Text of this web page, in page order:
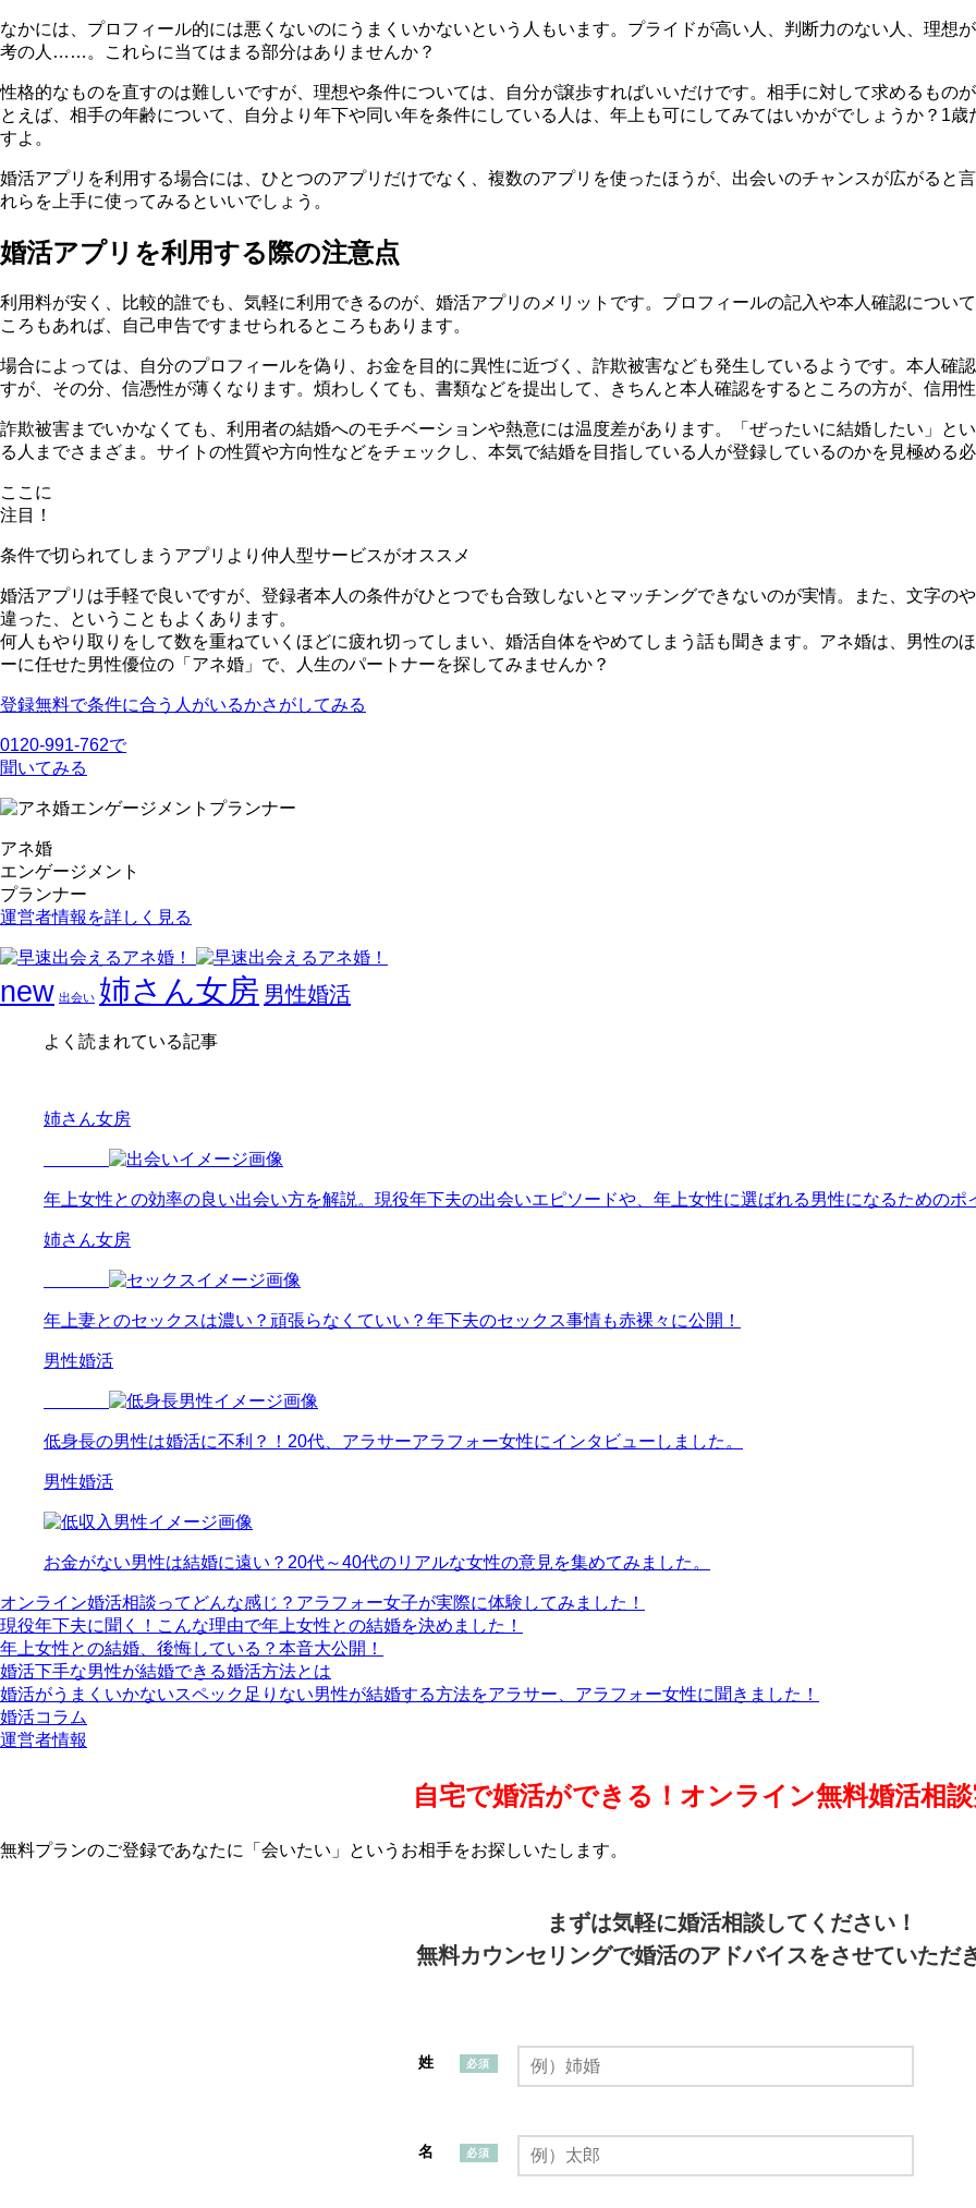
なかには、プロフィール的には悪くないのにうまくいかないという人もいます。プライドが高い人、判断力のない人、理想
考の人……。これらに当てはまる部分はありませんか？
性格的なものを直すのは難しいですが、理想や条件については、自分が譲歩すればいいだけです。 相手に対して求めるもの
とえば、相手の年齢について、自分より年下や同い年を条件にしている人は、年上も可にしてみてはいかがでしょうか？1
すよ。
婚活アプリを利用する場合には、ひとつのアプリだけでなく、複数のアプリを使ったほうが、出会いのチャンスが広がると
れらを上手に使ってみるといいでしょう。
婚活アプリを利用する際の注意点
利用料が安く、比較的誰でも、気軽に利用できるのが、婚活アプリのメリットです。プロフィールの記入や本人確認につい
ころもあれば、自己申告ですませられるところもあります。
場合によっては、 自分のプロフィールを偽り、お金を目的に異性に近づく、詐欺被害なども発生 しているようです。本人確
すが、その分、信憑性が薄くなります。煩わしくても、書類などを提出して、きちんと本人確認をするところの方が、信用
詐欺被害までいかなくても、利用者の結婚へのモチベーションや熱意には温度差があります。「ぜったいに結婚したい」と
る人までさまざま。サイトの性質や方向性などをチェックし、 本気で結婚を目指している人が登録しているのかを見極める
ここに
注目！
条件で切られてしまうアプリより仲人型サービスがオススメ
婚活アプリは手軽で良いですが、登録者本人の条件がひとつでも合致しないとマッチングできないのが実情。また、文字の
違った、ということもよくあります。
何人もやり取りをして数を重ねていくほどに疲れ切ってしまい、婚活自体をやめてしまう話も聞きます。 アネ婚は、男性の
ーに任せた男性優位の「アネ婚」で、人生のパートナーを探してみませんか？
登録無料で条件に合う人がいるかさがしてみる
0120-991-762で
聞いてみる
アネ婚
エンゲージメント
プランナー
運営者情報を詳しく見る
new 出会い 姉さん女房 男性婚活
よく読まれている記事
姉さん女房
年上女性との効率の良い出会い方を解説。現役年下夫の出会いエピソードや、年上女性に選ばれる男性になるためのポ
姉さん女房
年上妻とのセックスは濃い？頑張らなくていい？年下夫のセックス事情も赤裸々に公開！
男性婚活
低身長の男性は婚活に不利？！20代、アラサーアラフォー女性にインタビューしました。
男性婚活
お金がない男性は結婚に遠い？20代～40代のリアルな女性の意見を集めてみました。
オンライン婚活相談ってどんな感じ？アラフォー女子が実際に体験してみました！
現役年下夫に聞く！こんな理由で年上女性との結婚を決めました！
年上女性との結婚、後悔している？本音大公開！
婚活下手な男性が結婚できる婚活方法とは
婚活がうまくいかないスペック足りない男性が結婚する方法をアラサー、アラフォー女性に聞きました！
婚活コラム
運営者情報
自宅で婚活ができる！オンライン無料婚活相
無料プランのご登録であなたに「会いたい」というお相手をお探しいたします。
まずは気軽に婚活相談してください！
無料カウンセリングで婚活のアドバイスをさせていただ
姓 必須
名 必須